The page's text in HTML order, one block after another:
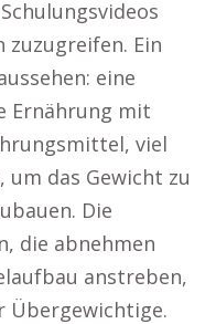
Ein
eine
Ernährung mit
viel
um das Gewicht zu
Die
die abnehmen
anstreben,
Übergewichtige.